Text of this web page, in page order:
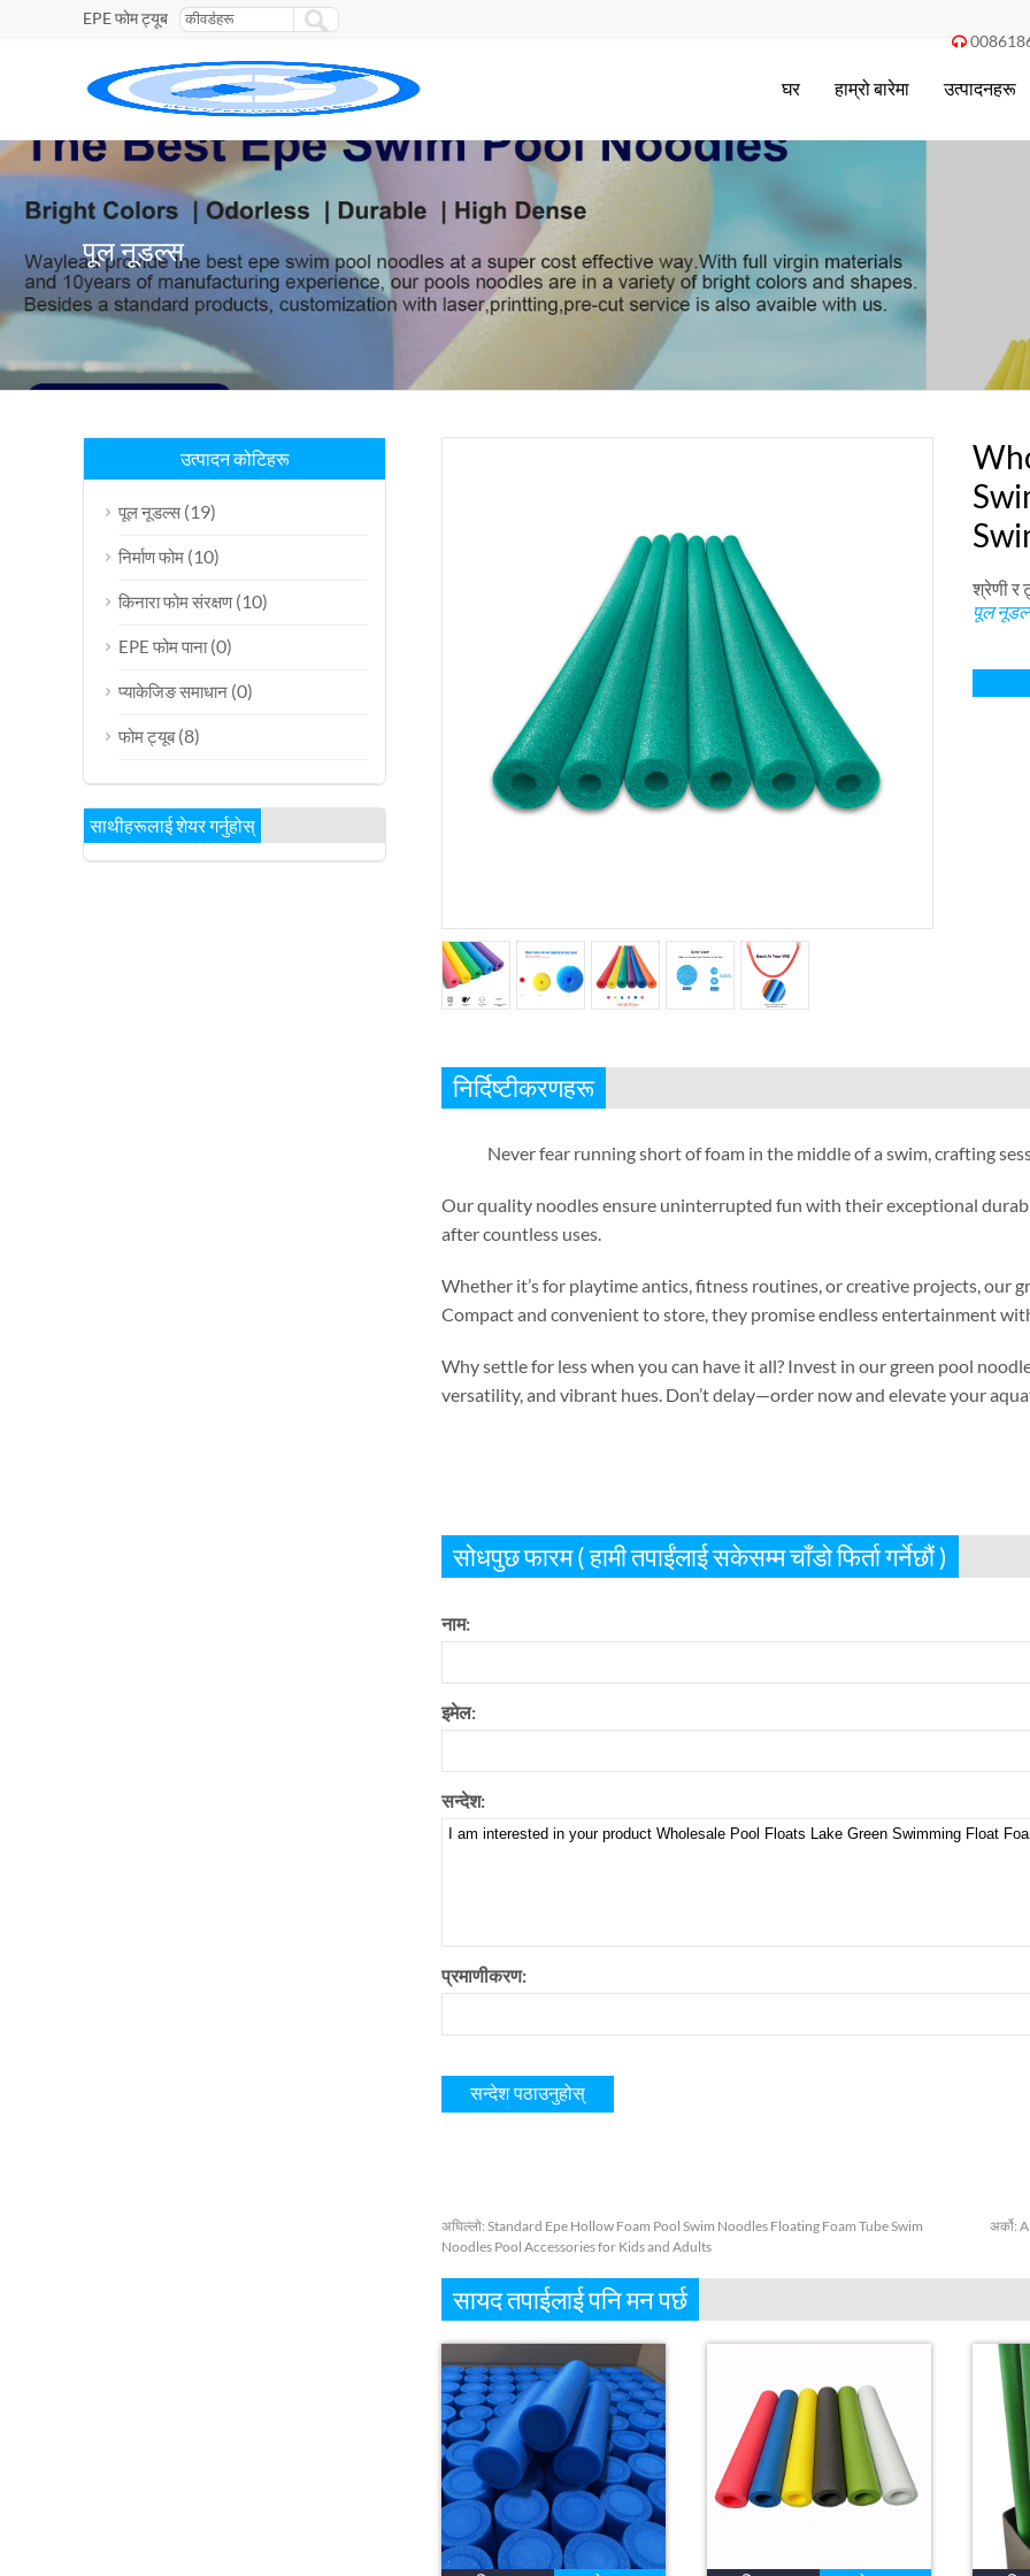
EPE फोम ट्यूब

घर हाम्रो बारेमा उत्पादनहरू
पूल नूडल्स
श्रेणी र
पूल
निर्दिष्टीकरणहरू
Never fear running short of foam in the middle of a swim,crafting
Our quality noodles ensure uninterrupted fun with their exceptional
after countless uses.
Whether it’s for playtime antics,fitness routines,or creative projects,our
Compact and convenient to store,they promise endless entertainment
Why settle for less when you can have it all? Invest in our green pool
versatility,and vibrant hues. Don’t delay—order now and elevate your
सोधपुछ फारम ( हामी तपाईंलाई सकेसम्म चाँडो फिर्ता गर्नेछौं )
नाम:
इमेल:
सन्देश:
प्रमाणीकरण:
अघिल्लो: Standard Epe Hollow Foam Pool Swim Noodles Floating Foam Tube Swim
Noodles Pool Accessories for Kids and Adults
अर्को:
सायद तपाईलाई पनि मन पर्छ
उत्पादन कोटिहरू
पूल नूडल्स (19)
निर्माण फोम (10)
किनारा फोम संरक्षण(10)
EPE फोम पाना(0)
प्याकेजिङ समाधान (0)
फोम ट्यूब(8)
साथीहरूलाई शेयर गर्नुहोस्